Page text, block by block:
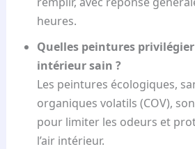
heures.
Quelles peintures
intérieur sain ?
Les peintures écologiques,
organiques volatils (COV),
pour limiter les odeurs et
l’air intérieur.